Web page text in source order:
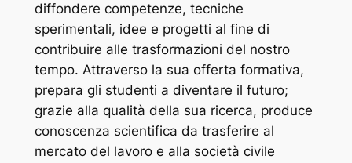
diffondere competenze, tecniche
sperimentali, idee e progetti al fine di
contribuire alle trasformazioni del nostro
tempo. Attraverso la sua offerta formativa,
prepara gli studenti a diventare il futuro;
grazie alla qualità della sua ricerca, produce
conoscenza scientifica da trasferire al
mercato del lavoro e alla società civile